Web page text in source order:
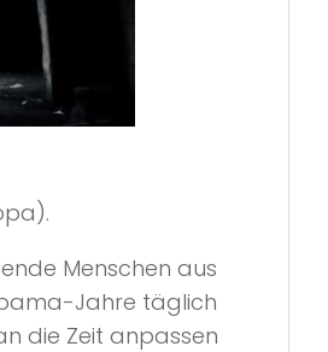
Menschen aus
Jahre täglich
die Zeit anpassen